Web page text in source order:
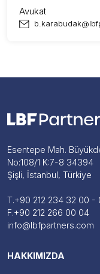
Avukat
Esentepe Mah.
No:108/1 K:7-8 34394
Şişli, İstanbul, Türkiye
T.+90 212 234 32 00 -
F.+90 212 266 00 04
info@lbfpartners.com
HAKKIMIZDA